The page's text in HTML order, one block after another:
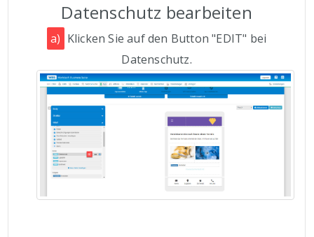
Datenschutz bearbeiten
a) Klicken Sie auf den Button "EDIT" bei
Datenschutz.